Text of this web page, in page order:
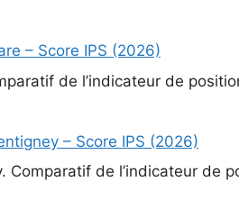
– Score IPS (2026)
de l’indicateur de
– Score IPS (2026)
Comparatif de l’indicateur de